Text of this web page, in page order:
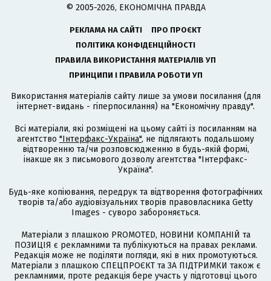
© 2005-2026, ЕКОНОМІЧНА ПРАВДА
РЕКЛАМА НА САЙТІ
ПРО ПРОЄКТ
ПОЛІТИКА КОНФІДЕНЦІЙНОСТІ
ПРАВИЛА ВИКОРИСТАННЯ МАТЕРІАЛІВ УП
ПРИНЦИПИ І ПРАВИЛА РОБОТИ УП
Використання матеріалів сайту лише за умови посилання (для
інтернет-видань - гіперпосилання) на "Економічну правду".
Всі матеріали, які розміщені на цьому сайті із посиланням на
агентство "Інтерфакс-Україна", не підлягають подальшому
відтворенню та/чи розповсюдженню в будь-якій формі,
інакше як з письмового дозволу агентства "Інтерфакс-
Україна".
Будь-яке копіювання, передрук та відтворення фотографічних
творів та/або аудіовізуальних творів правовласника Getty
Images - суворо забороняється.
Матеріали з плашкою PROMOTED, НОВИНИ КОМПАНІЙ та
ПОЗИЦІЯ є рекламними та публікуються на правах реклами.
Редакція може не поділяти погляди, які в них промотуються.
Матеріали з плашкою СПЕЦПРОЄКТ та ЗА ПІДТРИМКИ також є
рекламними, проте редакція бере участь у підготовці цього